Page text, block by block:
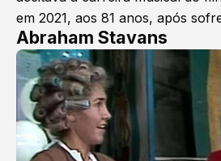
em 2021, aos 81 anos, após
Abraham Stavans